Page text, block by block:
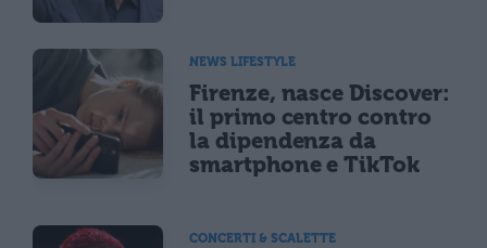
NEWS LIFESTYLE
Firenze, nasce Discover:
il primo centro contro
la dipendenza da
smartphone e TikTok
CONCERTI & SCALETTE